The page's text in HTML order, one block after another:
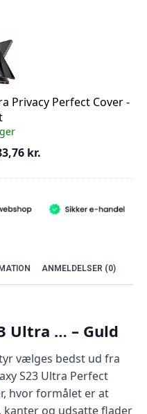
Privacy Perfect Cover -
kr..
kr.
pris
83,76 kr..
ANMELDELSER (0)
Ultra … – Guld
vælges bedst ud fra
S23 Ultra Perfect
hvor formålet er at
kanter og udsatte flader